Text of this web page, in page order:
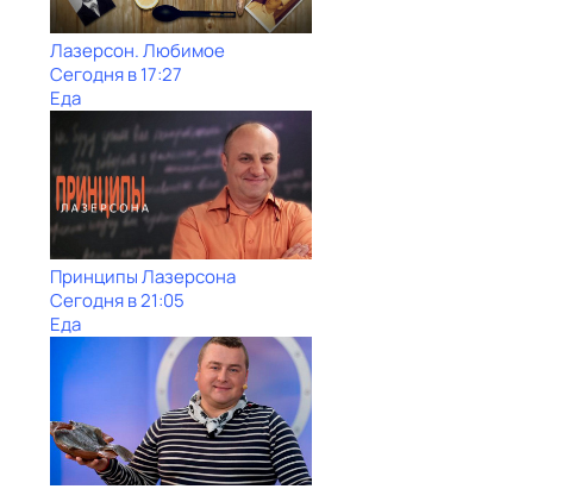
Лазерсон. Любимое
Сегодня в 17:27
Еда
Принципы Лазерсона
Сегодня в 21:05
Еда